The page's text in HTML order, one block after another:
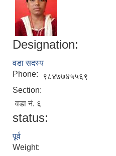
Designation:
वडा सदस्य
Phone:
९८४७७४५५६९
Section:
वडा नं. ६
status:
पूर्व
Weight: